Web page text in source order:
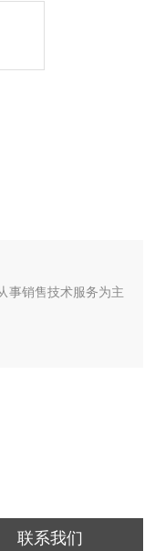
事销售技术服务为主
联系我们